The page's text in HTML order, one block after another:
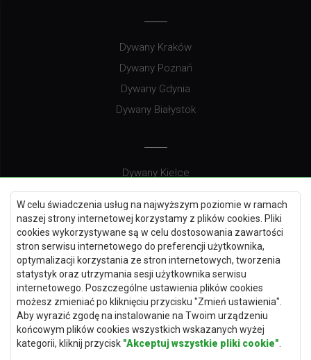
W celu świadczenia usług na najwyższym poziomie w ramach
naszej strony internetowej korzystamy z plików cookies. Pliki
cookies wykorzystywane są w celu dostosowania zawartości
stron serwisu internetowego do preferencji użytkownika,
optymalizacji korzystania ze stron internetowych, tworzenia
statystyk oraz utrzymania sesji użytkownika serwisu
internetowego. Poszczególne ustawienia plików cookies
możesz zmieniać po kliknięciu przycisku "Zmień ustawienia".
Aby wyrazić zgodę na instalowanie na Twoim urządzeniu
końcowym plików cookies wszystkich wskazanych wyżej
kategorii, kliknij przycisk "Akceptuj wszystkie pliki cookie"
Dywany Kraków
Dywany Poznań
Dywany Gdynia
Dywany Białystok
Dywany Kielce
Dywany Gdańsk
Dywany Toruń
Dywany Bydgoszcz
Dywany Łódź
Dywany Katowice
Dywany Rzeszów